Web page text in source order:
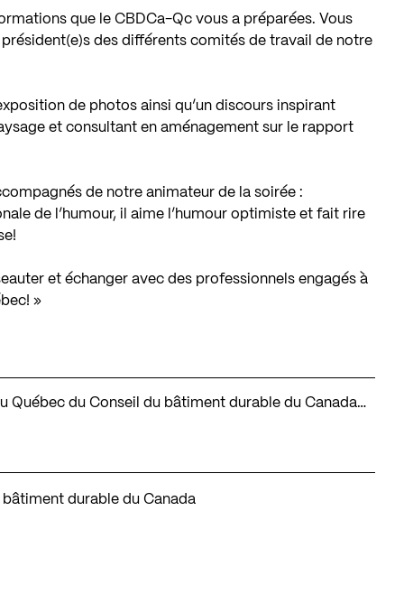
que le CBDCa-Qc vous a préparées. Vous
des différents comités de travail de notre
de photos ainsi qu’un discours inspirant
et consultant en aménagement sur le rapport
de notre animateur de la soirée :
de l’humour, il aime l’humour optimiste et fait rire
et échanger avec des professionnels engagés à
»
Québec du Conseil du bâtiment durable du Canada…
durable du Canada